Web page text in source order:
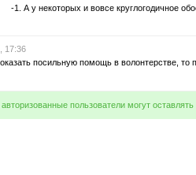
-1. А у некоторых и вовсе круглогодичное
17:36
посильную помощь в волонтерстве, то
пользователи могут